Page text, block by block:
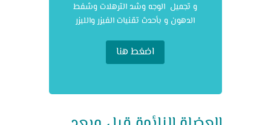
و تجميل الوجه وشد الترهلات وشفط
الدهون و بأحدث تقنيات الفيزر والليزر
اضغط هنا